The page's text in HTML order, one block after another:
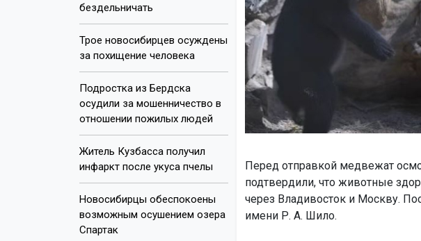
бездельничать
Трое новосибирцев осуждены
за похищение человека
Подростка из Бердска
осудили за мошенничество в
отношении пожилых людей
Житель Кузбасса получил
инфаркт после укуса пчелы
Новосибирцы обеспокоены
возможным осушением озера
Спартак
Перед отправкой медвежат
подтвердили, что животные
через Владивосток и Москву.
имени Р. А. Шило.